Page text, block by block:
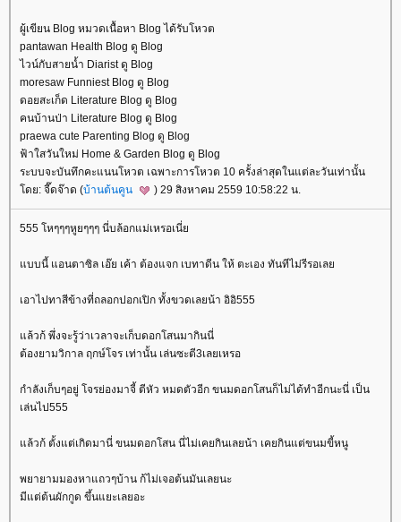
ผู้เขียน Blog หมวดเนื้อหา Blog ได้รับโหวต
pantawan Health Blog ดู Blog
ไวน์กับสายน้ำ Diarist ดู Blog
moresaw Funniest Blog ดู Blog
ดอยสะเก็ด Literature Blog ดู Blog
คนบ้านป่า Literature Blog ดู Blog
praewa cute Parenting Blog ดู Blog
ฟ้าใสวันใหม่ Home & Garden Blog ดู Blog
ระบบจะบันทึกคะแนนโหวต เฉพาะการโหวต 10 ครั้งล่าสุดในแต่ละวันเท่านั้น
ดย: จี๊ดจ๊าด (บ้านต้นคูน ) 29 สิงหาคม 2559 10:58:22 น.
555 โหๆๆๆหูยๆๆๆ นี่บล้อกแม่เหรอเนี่
บบนี้ แอนตาซิล เอ๊ย เค้า ต้องแจก เบทาดีน ให้ ตะเอง ทันทีไม่รีรอเล
เอาไปทาสีข้างที่ถลอกปอกเปิก ทั้งขวดเลยน้า อิอิ555
ล้วก้ พึ่งจะรู้ว่าเวลาจะเก็บดอกโสนมากินนี่
ต้องยามวิกาล ฤกษ์โจร เท่านั้น เล่นซะตี3เลยเหรอ
กำลังเก็บๆอยู่ โจรย่องมาจี้ ตีหัว หมดตัวอีก ขนมดอกโสนก็ไม่ได้ทำอีกนะนี่ เป็น
เล่นไป555
ล้วก้ ตั้งแต่เกิดมานี่ ขนมดอกโสน นี่ไม่เคยกินเลยน้า เคยกินแต่ขนมขี้หนู
พยายามมองหาแถวๆบ้าน ก้ไม่เจอต้นมันเลยนะ
มีแต่ต้นผักกูด ขึ้นแยะเลยอะ